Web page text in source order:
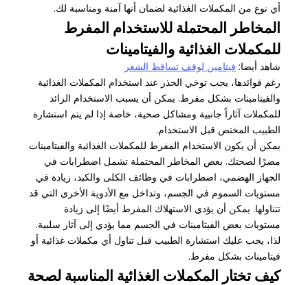
أي نوع من المكملات الغذائية لضمان أنها آمنة ومناسبة لك.
المخاطر المحتملة للاستخدام المفرط
للمكملات الغذائية والفيتامينات
شاهد أيضا: فيتامين لوقف تساقط الشعر
رغم فوائدها، يجب توخي الحذر عند استخدام المكملات الغذائية
والفيتامينات بشكل مفرط. يمكن أن يسبب الاستخدام الزائد
للمكملات آثاراً جانبية ومشاكل صحية، خاصة إذا لم يتم استشارة
الطبيب المختص قبل الاستخدام.
يمكن أن يكون الاستخدام المفرط للمكملات الغذائية والفيتامينات
مضرًا لصحتك. بعض المخاطر المحتملة تشمل اضطرابات في
الجهاز الهضمي، اضطرابات في وظائف الكلى والكبد، زيادة في
مستويات السموم في الجسم، وتداخل مع الأدوية الأخرى التي قد
تتناولها. يمكن أن يؤدي الاستهلاك المفرط أيضًا إلى زيادة
مستويات بعض الفيتامينات في الجسم مما يؤدي إلى آثار سلبية.
لذا، يجب عليك استشارة الطبيب قبل تناول أي مكملات غذائية أو
فيتامينات بشكل مفرط.
كيف تختار المكملات الغذائية المناسبة لصحة